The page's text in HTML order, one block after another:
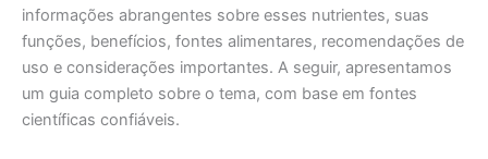
informações abrangentes sobre esses nutrientes, suas
funções, benefícios, fontes alimentares, recomendações de
uso e considerações importantes. A seguir, apresentamos
um guia completo sobre o tema, com base em fontes
científicas confiáveis.